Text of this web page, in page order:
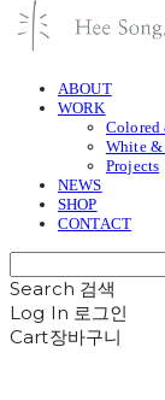
ABOUT
WORK
Colored
White &
Projects
NEWS
SHOP
CONTACT
Search 검색
Log In 로그인
Cart장바구니